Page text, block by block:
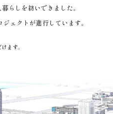
暮らしを紡いできました。
ジェクトが進行しています。
ます。